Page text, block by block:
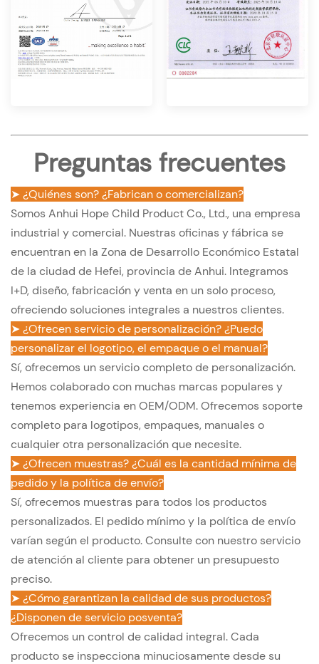
Preguntas frecuentes
➤ ¿Quiénes son? ¿Fabrican o comercializan?
Somos Anhui Hope Child Product Co., Ltd., una empresa
industrial y comercial. Nuestras oficinas y fábrica se
encuentran en la Zona de Desarrollo Económico Estatal
de la ciudad de Hefei, provincia de Anhui. Integramos
I+D, diseño, fabricación y venta en un solo proceso,
ofreciendo soluciones integrales a nuestros clientes.
➤ ¿Ofrecen servicio de personalización? ¿Puedo
personalizar el logotipo, el empaque o el manual?
Sí, ofrecemos un servicio completo de personalización.
Hemos colaborado con muchas marcas populares y
tenemos experiencia en OEM/ODM. Ofrecemos soporte
completo para logotipos, empaques, manuales o
cualquier otra personalización que necesite.
➤ ¿Ofrecen muestras? ¿Cuál es la cantidad mínima de
pedido y la política de envío?
Sí, ofrecemos muestras para todos los productos
personalizados. El pedido mínimo y la política de envío
varían según el producto. Consulte con nuestro servicio
de atención al cliente para obtener un presupuesto
preciso.
➤ ¿Cómo garantizan la calidad de sus productos?
¿Disponen de servicio posventa?
Ofrecemos un control de calidad integral. Cada
producto se inspecciona minuciosamente desde su